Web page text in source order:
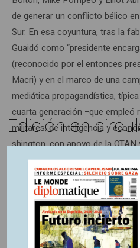
de generar un conflicto bélico
Sur. En esa coyuntura, tras la
Guaidó como “presidente
(reconocido por el entonces
Macri) y en el marco de una
mediática propagandística,
cuarta generación −que empleó
militares, de inteligencia y
shington, con apoyo de la
derrocar al gobierno legítimo de
fracasado golpe de Estado que
“intervención humanitaria” de
Una maniobra imperial para
tarea del Ejército argentino era
un “corredor humanitario” en
Edición en